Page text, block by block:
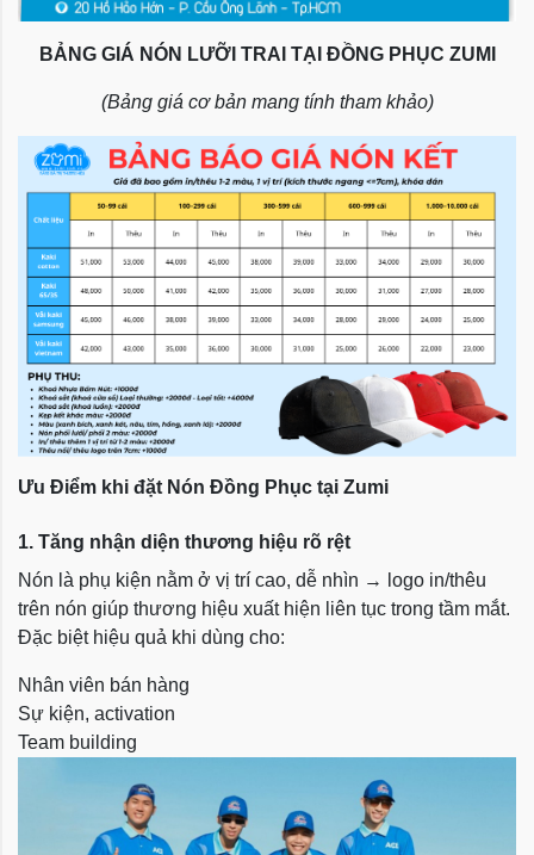
BẢNG GIÁ NÓN LƯỠI TRAI TẠI ĐỒNG PHỤC ZUMI
(Bảng giá cơ bản mang tính tham khảo)
Ưu Điểm khi đặt Nón Đồng Phục tại Zumi
1. Tăng nhận diện thương hiệu rõ rệt
Nón là phụ kiện nằm ở vị trí cao, dễ nhìn → logo in/thêu
trên nón giúp thương hiệu xuất hiện liên tục trong tầm mắt.
Đặc biệt hiệu quả khi dùng cho:
Nhân viên bán hàng
Sự kiện, activation
Team building